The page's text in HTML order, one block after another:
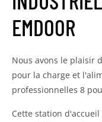
EMDOOR
Nous avons le plaisir
pour la charge et
professionnelles 8
Cette station